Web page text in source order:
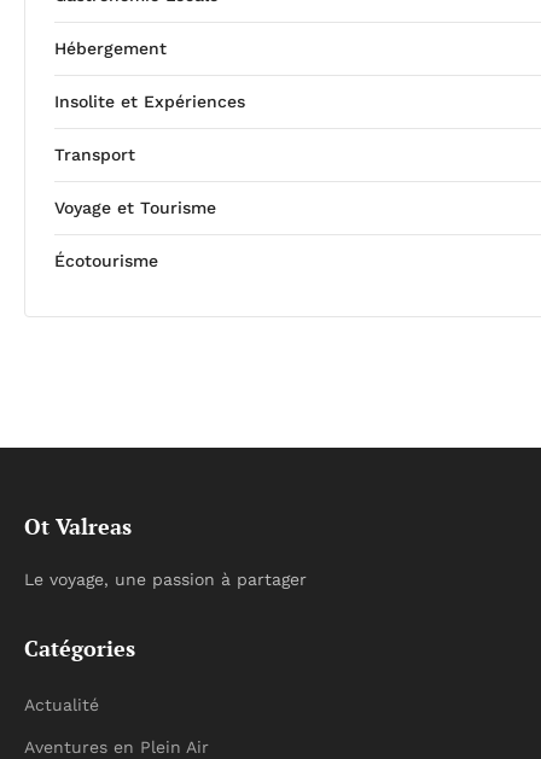
Hébergement
Insolite et Expériences
Transport
Voyage et Tourisme
Écotourisme
Ot Valreas
Le voyage, une passion à partager
Catégories
Actualité
Aventures en Plein Air